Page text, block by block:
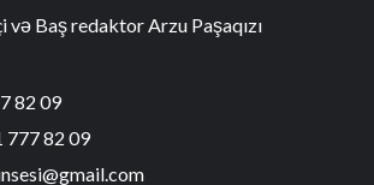
və Baş redaktor Arzu Paşaqızı
82 09
777 82 09